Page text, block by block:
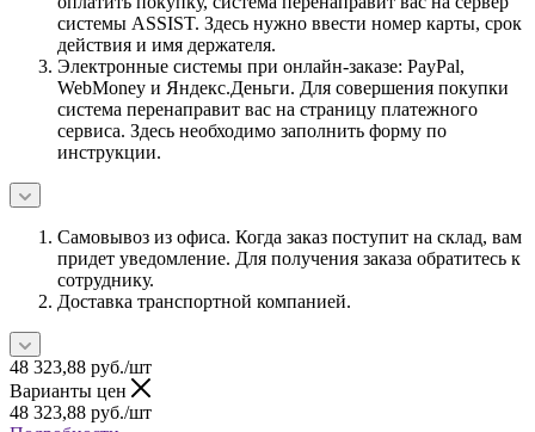
системы ASSIST. Здесь нужно ввести номер карты, срок
действия и имя держателя.
Электронные системы при онлайн-заказе: PayPal,
WebMoney и Яндекс.Деньги. Для совершения покупки
система перенаправит вас на страницу платежного
сервиса. Здесь необходимо заполнить форму по
инструкции.
Самовывоз из офиса. Когда заказ поступит на склад, вам
придет уведомление. Для получения заказа обратитесь к
сотруднику.
Доставка транспортной компанией.
48 323,88 руб./шт
Варианты цен
48 323,88 руб./шт